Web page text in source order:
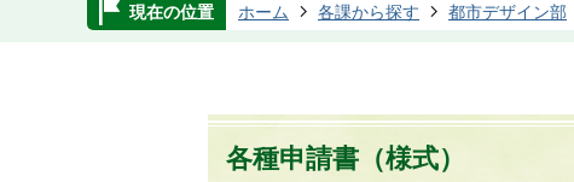
現在の位置 ホーム 各課から探す 都市デザイン部
各種申請書（様式）